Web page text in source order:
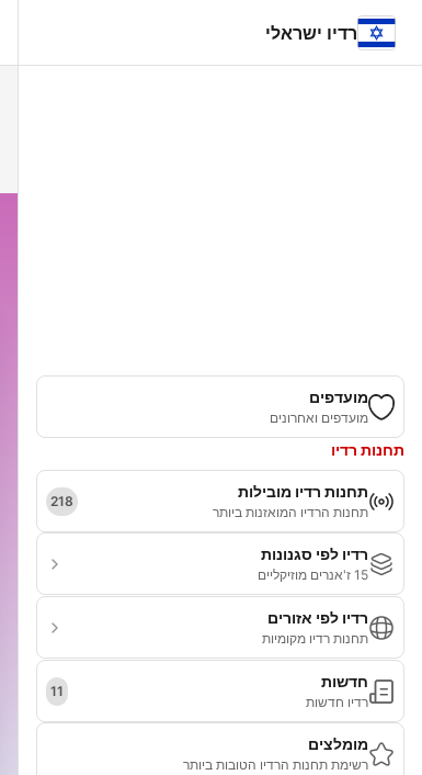
רדיו ישראלי
מועדפים
מועדפים ואחרונים
תחנות רדיו
תחנות רדיו מובילות
תחנות הרדיו המואזנות ביותר
218
רדיו לפי סגנונות
15 ז'אנרים מוזיקליים
רדיו לפי אזורים
תחנות רדיו מקומיות
חדשות
רדיו חדשות
11
מומלצים
רשימת תחנות הרדיו הטובות ביותר